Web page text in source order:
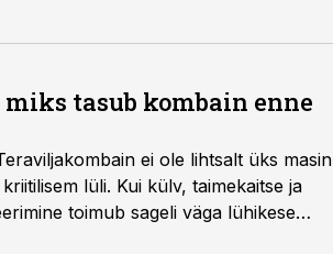
miks tasub kombain enne
ei ole lihtsalt üks masin
lüli. Kui külv, taimekaitse ja
toimub sageli väga lühikese